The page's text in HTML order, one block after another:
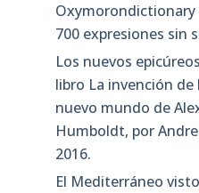
Oxymorondictionary
700 expresiones sin
Los nuevos
libro La invención de
nuevo mundo de
Humboldt, por
2016.
El Mediterráneo